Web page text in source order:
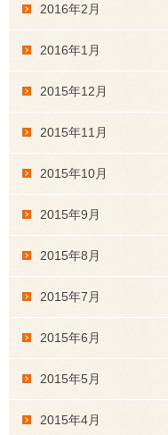
2016年2月
2016年1月
2015年12月
2015年11月
2015年10月
2015年9月
2015年8月
2015年7月
2015年6月
2015年5月
2015年4月